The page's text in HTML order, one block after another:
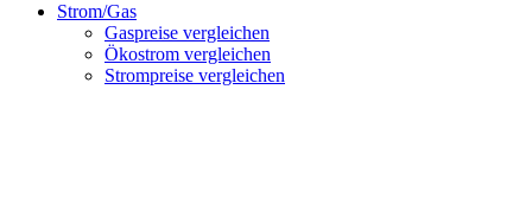
Strom/Gas
Gaspreise vergleichen
Ökostrom vergleichen
Strompreise vergleichen